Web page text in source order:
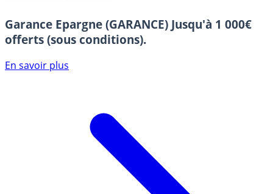
Garance Epargne (GARANCE) Jusqu'à 1 000€
offerts (sous conditions).
En savoir plus